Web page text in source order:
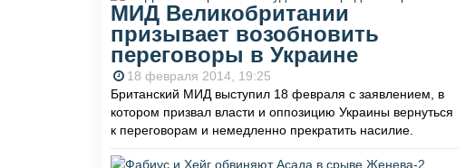
МИД Великобритании
призывает возобновить
переговоры в Украине
18 февраля 2014, 19:25
Британский МИД выступил 18 февраля с заявлением, в
котором призвал власти и оппозицию Украины вернуться
к переговорам и немедленно прекратить насилие.